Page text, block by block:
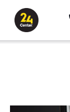
innehåll